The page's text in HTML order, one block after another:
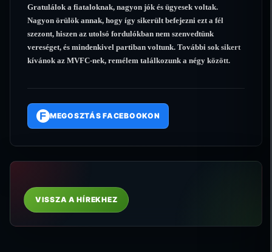
Gratulálok a fiataloknak, nagyon jók és ügyesek voltak.
Nagyon örülök annak, hogy így sikerült befejezni ezt a fél
szezont, hiszen az utolsó fordulókban nem szenvedtünk
vereséget, és mindenkivel partiban voltunk. További sok sikert
kívánok az MVFC-nek, remélem találkozunk a négy között.
F MEGOSZTÁS FACEBOOKON
VISSZA A HÍREKHEZ